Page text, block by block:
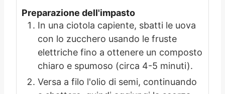
Preparazione dell'impasto
In una ciotola capiente, sbatti le uova
con lo zucchero usando le fruste
elettriche fino a ottenere un composto
chiaro e spumoso (circa 4-5 minuti).
Versa a filo l'olio di semi, continuando